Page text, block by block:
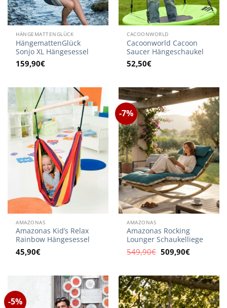
HÄNGEMATTENGLÜCK
HängemattenGlück
Sonjo XL Hängesessel
159,90€
CACOONWORLD
Cacoonworld Cacoon
Saucer Hängeschaukel
52,50€
AMAZONAS
Amazonas Kid’s Relax
Rainbow Hängesessel
45,90€
-7%
AMAZONAS
Amazonas Rocking
Lounger Schaukelliege
549,90€ Ursprünglicher
Preis
509,90€Aktueller
Preis
-5%